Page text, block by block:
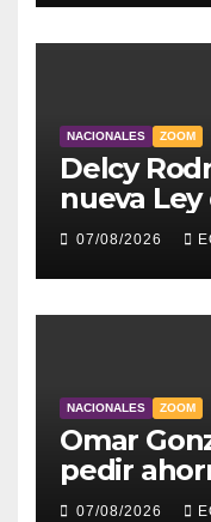
NACIONALES ZOOM
Delcy
nueva
para
07/08/2026
NACIONALES ZOOM
Omar
pedir
viven sin
07/08/2026